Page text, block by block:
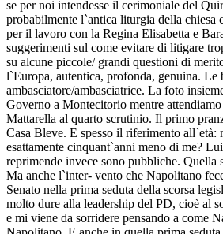
se per noi intendesse il cerimoniale del
probabilmente l`antica liturgia della chiesa
per il lavoro con la Regina Elisabetta e
suggerimenti sul come evitare di litigare
su alcune piccole/ grandi questioni di
l`Europa, autentica, profonda, genuina. Le
ambasciatore/ambasciatrice. La foto
Governo a Montecitorio mentre
Mattarella al quarto scrutinio. Il primo
Casa Bleve. E spesso il riferimento all`età:
esattamente cinquant`anni meno di me?
reprimende invece sono pubbliche. Quella
Ma anche l`inter- vento che Napolitano
Senato nella prima seduta della scorsa
molto dure alla leadership del PD, cioè al
e mi viene da sorridere pensando a come